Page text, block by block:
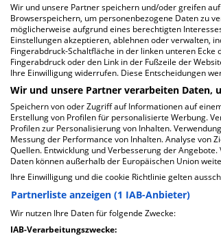
Grunewaldstr. 96
47053 Duisburg
ZUM
In dieser Klinik sind leider
via
Klinikum Vest GmbH,
Wir und unsere Partner speichern und/oder greifen
Browserspeichern, um personenbezogene Daten zu
möglicherweise aufgrund eines berechtigten
Einstellungen akzeptieren, ablehnen oder verwalten,
Fingerabdruck-Schaltfläche in der linken unteren
Fingerabdruck oder den Link in der Fußzeile der
Ihre Einwilligung widerrufen. Diese Entscheidungen
Wir und unsere Partner verarbeiten Daten,
Speichern von oder Zugriff auf Informationen auf
Erstellung von Profilen für personalisierte Werbung.
Profilen zur Personalisierung von Inhalten.
Messung der Performance von Inhalten. Analyse von
Quellen. Entwicklung und Verbesserung der
Daten können außerhalb der Europäischen Union
Ihre Einwilligung und die cookie Richtlinie gelten
Partnerliste anzeigen (1 IAB-Anbieter)
Wir nutzen Ihre Daten für folgende Zwecke:
IAB-Verarbeitungszwecke: